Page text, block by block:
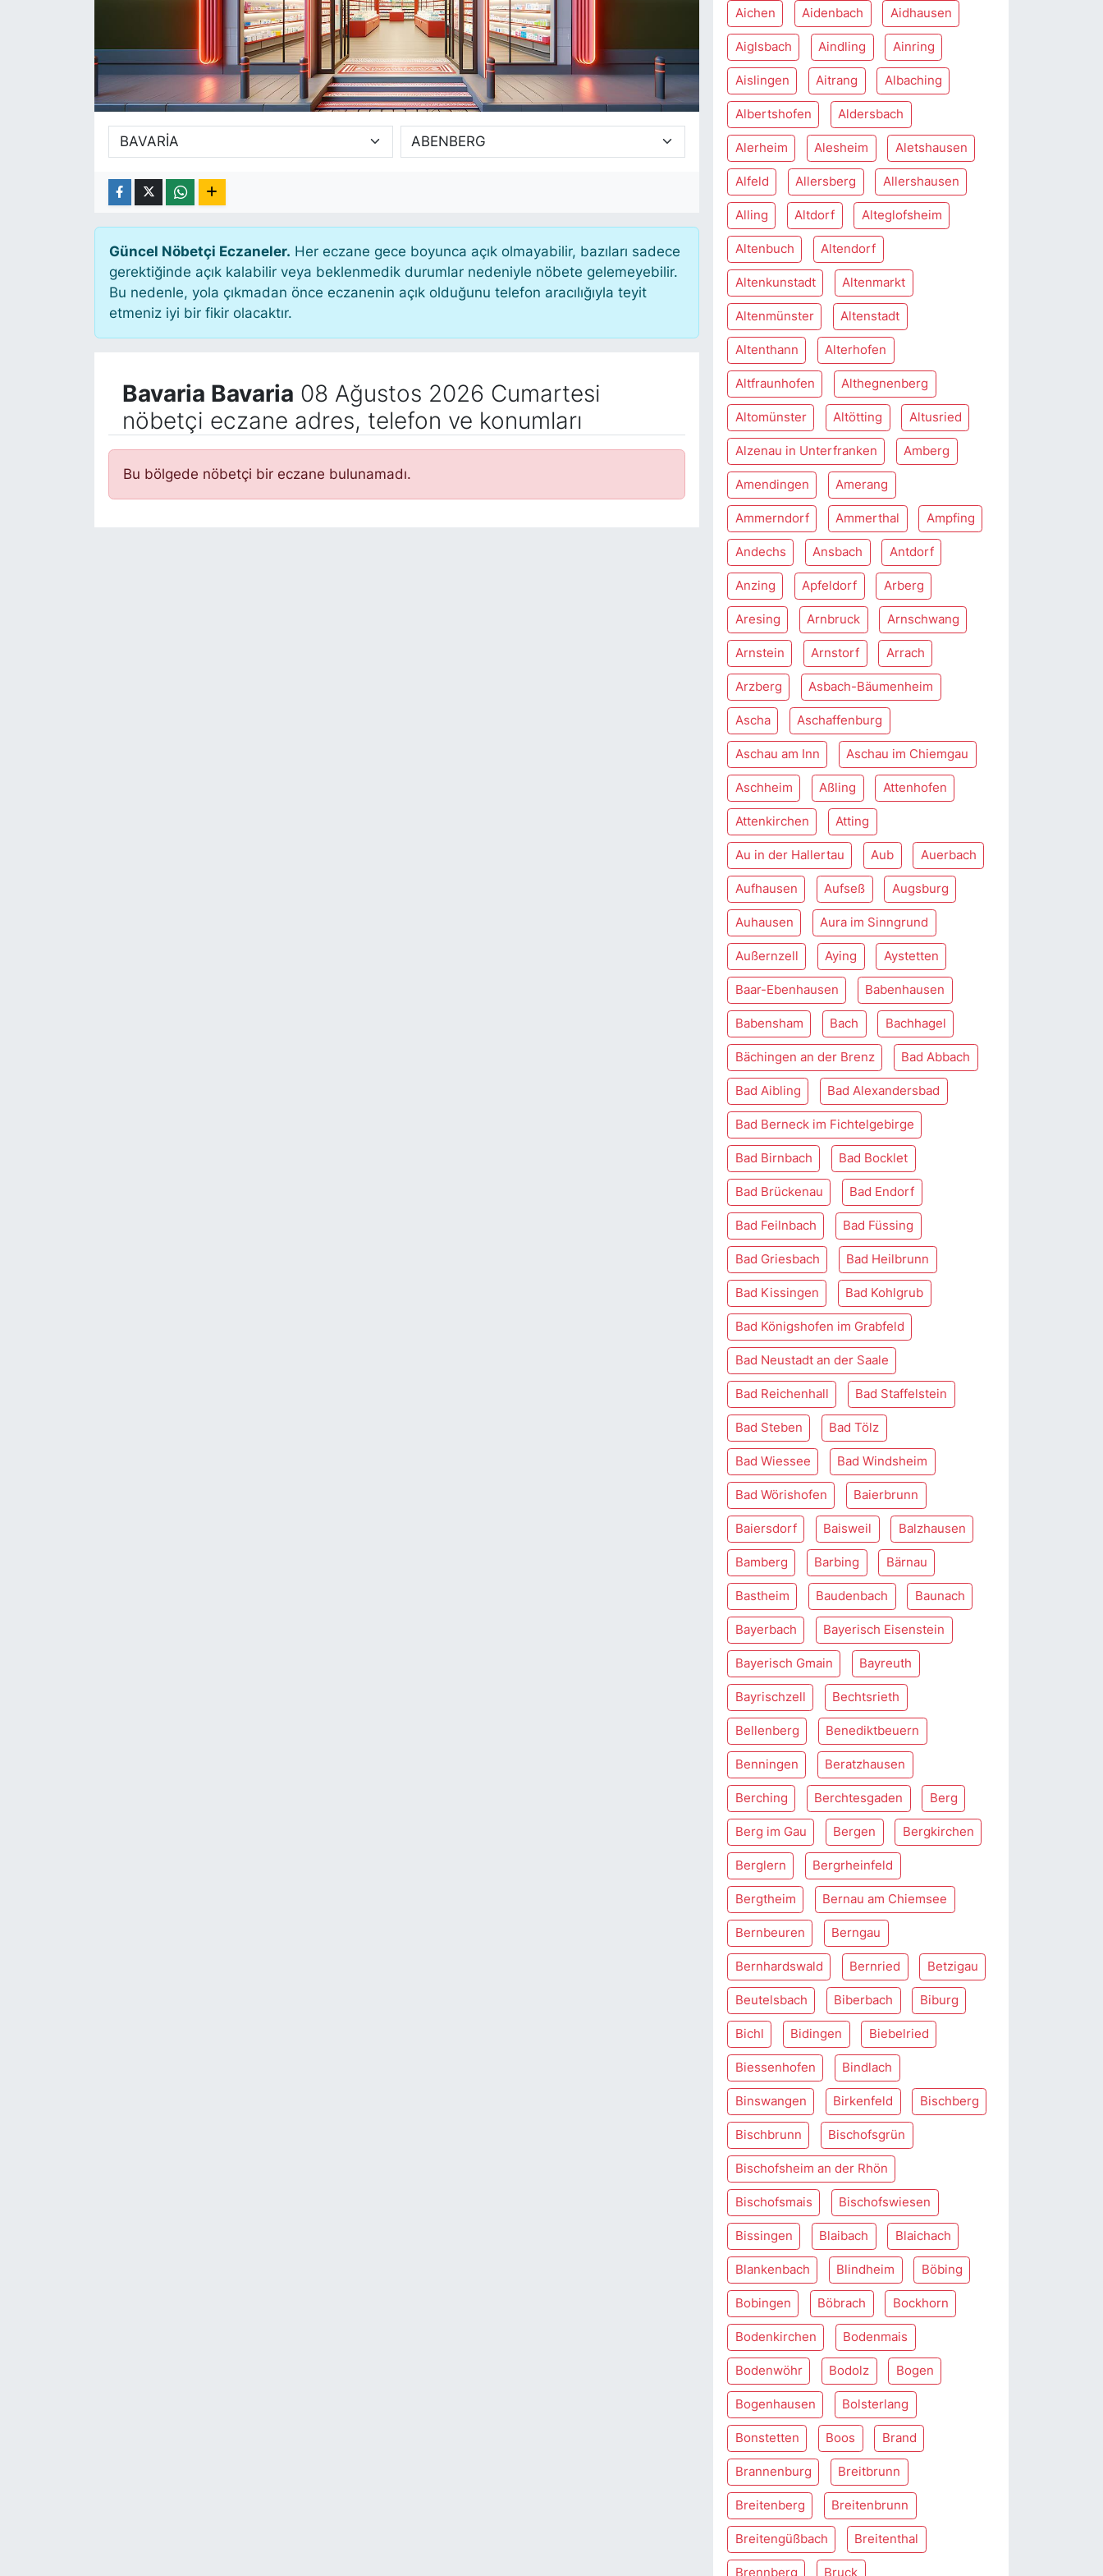
Güncel Nöbetçi Eczaneler. Her eczane gece boyunca açık olmayabilir, bazıları sadece
gerektiğinde açık kalabilir veya beklenmedik durumlar nedeniyle nöbete gelemeyebilir.
Bu nedenle, yola çıkmadan önce eczanenin açık olduğunu telefon aracılığıyla teyit
etmeniz iyi bir fikir olacaktır.
Bavaria Bavaria 08 Ağustos 2026 Cumartesi
nöbetçi eczane adres, telefon ve konumları
Bu bölgede nöbetçi bir eczane bulunamadı.
Aichen Aidenbach Aidhausen
Aiglsbach Aindling Ainring
Aislingen Aitrang Albaching
Albertshofen Aldersbach
Alerheim Alesheim Aletshausen
Alfeld Allersberg Allershausen
Alling Altdorf Alteglofsheim
Altenbuch Altendorf
Altenkunstadt Altenmarkt
Altenmünster Altenstadt
Altenthann Alterhofen
Altfraunhofen Althegnenberg
Altomünster Altötting Altusried
Alzenau in Unterfranken Amberg
Amendingen Amerang
Ammerndorf Ammerthal Ampfing
Andechs Ansbach Antdorf
Anzing Apfeldorf Arberg
Aresing Arnbruck Arnschwang
Arnstein Arnstorf Arrach
Arzberg Asbach-Bäumenheim
Ascha Aschaffenburg
Aschau am Inn Aschau im Chiemgau
Aschheim Aßling Attenhofen
Attenkirchen Atting
Au in der Hallertau Aub Auerbach
Aufhausen Aufseß Augsburg
Auhausen Aura im Sinngrund
Außernzell Aying Aystetten
Baar-Ebenhausen Babenhausen
Babensham Bach Bachhagel
Bächingen an der Brenz Bad Abbach
Bad Aibling Bad Alexandersbad
Bad Berneck im Fichtelgebirge
Bad Birnbach Bad Bocklet
Bad Brückenau Bad Endorf
Bad Feilnbach Bad Füssing
Bad Griesbach Bad Heilbrunn
Bad Kissingen Bad Kohlgrub
Bad Königshofen im Grabfeld
Bad Neustadt an der Saale
Bad Reichenhall Bad Staffelstein
Bad Steben Bad Tölz
Bad Wiessee Bad Windsheim
Bad Wörishofen Baierbrunn
Baiersdorf Baisweil Balzhausen
Bamberg Barbing Bärnau
Bastheim Baudenbach Baunach
Bayerbach Bayerisch Eisenstein
Bayerisch Gmain Bayreuth
Bayrischzell Bechtsrieth
Bellenberg Benediktbeuern
Benningen Beratzhausen
Berching Berchtesgaden Berg
Berg im Gau Bergen Bergkirchen
Berglern Bergrheinfeld
Bergtheim Bernau am Chiemsee
Bernbeuren Berngau
Bernhardswald Bernried Betzigau
Beutelsbach Biberbach Biburg
Bichl Bidingen Biebelried
Biessenhofen Bindlach
Binswangen Birkenfeld Bischberg
Bischbrunn Bischofsgrün
Bischofsheim an der Rhön
Bischofsmais Bischofswiesen
Bissingen Blaibach Blaichach
Blankenbach Blindheim Böbing
Bobingen Böbrach Bockhorn
Bodenkirchen Bodenmais
Bodenwöhr Bodolz Bogen
Bogenhausen Bolsterlang
Bonstetten Boos Brand
Brannenburg Breitbrunn
Breitenberg Breitenbrunn
Breitengüßbach Breitenthal
Brennberg Bruck
SAĞLIK